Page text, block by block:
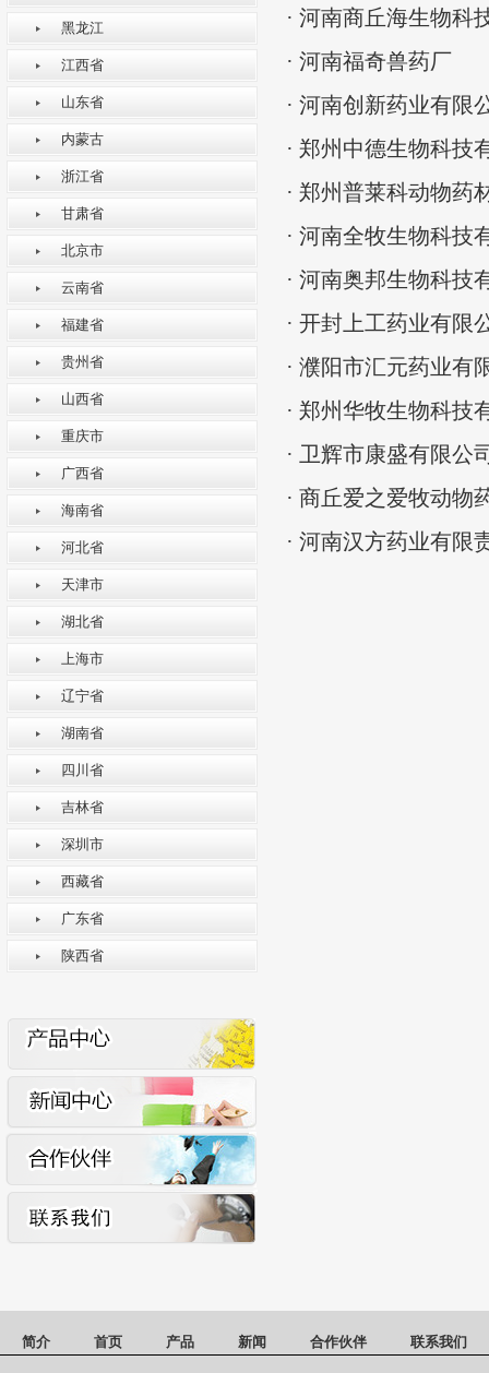
黑龙江
江西省
山东省
内蒙古
浙江省
甘肃省
北京市
云南省
福建省
贵州省
山西省
重庆市
广西省
海南省
河北省
天津市
湖北省
上海市
辽宁省
湖南省
四川省
吉林省
深圳市
西藏省
广东省
陕西省
· 河南商丘海生物科
· 河南福奇兽药厂
· 河南创新药业有限
· 郑州中德生物科技
· 郑州普莱科动物药
· 河南全牧生物科技
· 河南奥邦生物科技
· 开封上工药业有限
· 濮阳市汇元药业有
· 郑州华牧生物科技
· 卫辉市康盛有限公
· 商丘爱之爱牧动物
· 河南汉方药业有限
简介 首页 产品 新闻 合作伙伴 联系我们